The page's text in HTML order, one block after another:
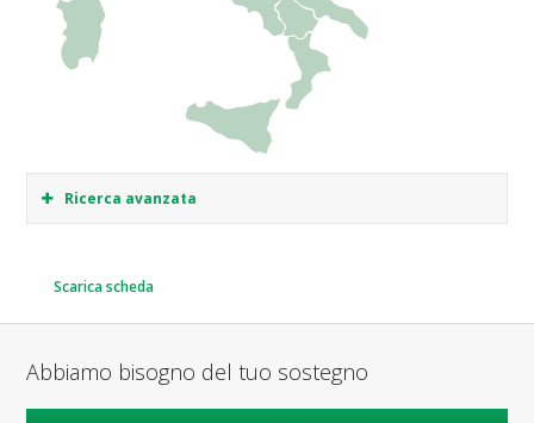
Ricerca avanzata
Scarica scheda
Abbiamo bisogno del tuo sostegno